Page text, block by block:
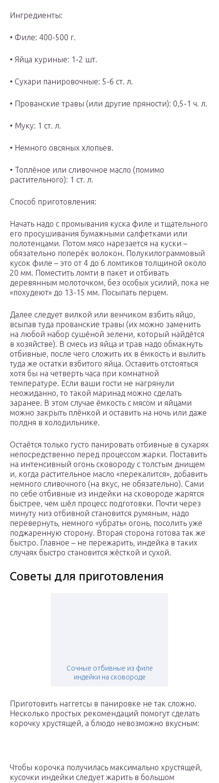
Ингредиенты:
• Филе: 400-500 г.
• Яйца куриные: 1-2 шт.
• Сухари панировочные: 5-6 ст. л.
• Прованские травы (или другие пряности): 0,5-1 ч. л.
• Муку: 1 ст. л.
• Немного овсяных хлопьев.
• Топлёное или сливочное масло (помимо
растительного): 1 ст. л.
Способ приготовления:
Начать надо с промывания куска филе и тщательного
его просушивания бумажными салфетками или
полотенцами. Потом мясо нарезается на куски –
обязательно поперёк волокон. Полукилограммовый
кусок филе – это от 4 до 6 ломтиков толщиной около
20 мм. Поместить ломти в пакет и отбивать
деревянным молоточком, без особых усилий, пока не
«похудеют» до 13-15 мм. Посыпать перцем.
Далее следует вилкой или венчиком взбить яйцо,
всыпав туда прованские травы (их можно заменить
на любой набор сушёной зелени, который найдётся
в хозяйстве). В смесь из яйца и трав надо обмакнуть
отбивные, после чего сложить их в ёмкость и вылить
туда же остатки взбитого яйца. Оставить отстояться
хотя бы на четверть часа при комнатной
температуре. Если ваши гости не нагрянули
неожиданно, то такой маринад можно сделать
заранее. В этом случае ёмкость с мясом и яйцами
можно закрыть плёнкой и оставить на ночь или даже
полдня в холодильнике.
Остаётся только густо панировать отбивные в сухарях
непосредственно перед процессом жарки. Поставить
на интенсивный огонь сковороду с толстым днищем
и, когда растительное масло «перекалится», добавить
немного сливочного (на вкус, не обязательно). Сами
по себе отбивные из индейки на сковороде жарятся
быстрее, чем шёл процесс подготовки. Почти через
минуту низ отбивной становится румяным, надо
перевернуть, немного «убрать» огонь, посолить уже
поджаренную сторону. Вторая сторона готова так же
быстро. Главное – не пережарить, индейка в таких
случаях быстро становится жёсткой и сухой.
Советы для приготовления
Сочные отбивные из филе
индейки на сковороде
Приготовить наггетсы в панировке не так сложно.
Несколько простых рекомендаций помогут сделать
корочку хрустящей, а блюдо невозможно вкусным:
Чтобы корочка получилась максимально хрустящей,
кусочки индейки следует жарить в большом